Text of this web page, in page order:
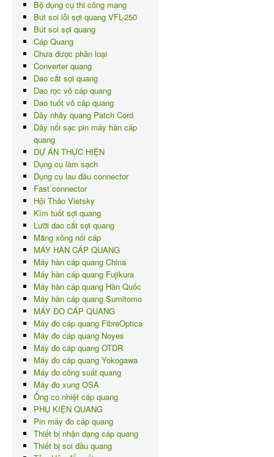
Bộ dụng cụ thi công mạng
Bút soi lỗi sợi quang VFL-250
Bút soi sợi quang
Cáp Quang
Chưa được phân loại
Converter quang
Dao cắt sợi quang
Dao rọc vỏ cáp quang
Dao tuốt vỏ cáp quang
Dây nhảy quang Patch Cord
Dây nối sạc pin máy hàn cáp
quang
DỰ ÁN THỰC HIỆN
Dụng cụ làm sạch
Dụng cụ lau đầu connector
Fast connector
Hội Thảo Vietsky
Kìm tuốt sợi quang
Lưỡi dao cắt sợi quang
Măng xông nối cáp
MÁY HÀN CÁP QUANG
Máy hàn cáp quang China
Máy hàn cáp quang Fujikura
Máy hàn cáp quang Hàn Quốc
Máy hàn cáp quang Sumitomo
MÁY ĐO CÁP QUANG
Máy đo cáp quang FibreOptica
Máy đo cáp quang Noyes
Máy đo cáp quang OTDR
Máy đo cáp quang Yokogawa
Máy đo công suất quang
Máy đo xung OSA
Ống co nhiệt cáp quang
PHỤ KIỆN QUANG
Pin máy đo cáp quang
Thiết bị nhận dạng cáp quang
Thiết bị soi đầu quang